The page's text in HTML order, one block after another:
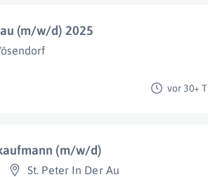
(m/w/d) 2025
vor 30+ T
(m/w/d)
St. Peter In Der Au